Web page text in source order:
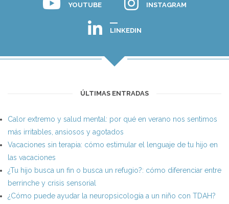
YOUTUBE INSTAGRAM
LINKEDIN
ÚLTIMAS ENTRADAS
Calor extremo y salud mental: por qué en verano nos sentimos
más irritables, ansiosos y agotados
Vacaciones sin terapia: cómo estimular el lenguaje de tu hijo en
las vacaciones
¿Tu hijo busca un fin o busca un refugio?: cómo diferenciar entre
berrinche y crisis sensorial
¿Cómo puede ayudar la neuropsicología a un niño con TDAH?